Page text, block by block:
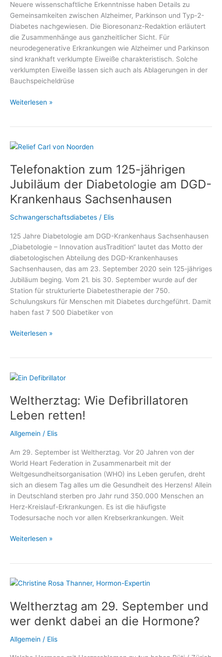
Neuere wissenschaftliche Erkenntnisse haben Details zu
Gemeinsamkeiten zwischen Alzheimer, Parkinson und Typ-2-
Diabetes nachgewiesen. Die Bioresonanz-Redaktion erläutert
die Zusammenhänge aus ganzheitlicher Sicht. Für
neurodegenerative Erkrankungen wie Alzheimer und Parkinson
sind krankhaft verklumpte Eiweiße charakteristisch. Solche
verklumpten Eiweiße lassen sich auch als Ablagerungen in der
Bauchspeicheldrüse
Was
gemeinsam
Weiterlesen »
Telefonaktion zum 125-jährigen
Jubiläum der Diabetologie am DGD-
Krankenhaus Sachsenhausen
Schwangerschaftsdiabetes / Elis
125 Jahre Diabetologie am DGD-Krankenhaus Sachsenhausen
„Diabetologie – Innovation ausTradition“ lautet das Motto der
diabetologischen Abteilung des DGD-Krankenhauses
Sachsenhausen, das am 23. September 2020 sein 125-jähriges
Jubiläum beging. Vom 21. bis 30. September wurde auf der
Station für strukturierte Diabetestherapie der 750.
Schulungskurs für Menschen mit Diabetes durchgeführt. Damit
haben fast 7 500 Diabetiker von
Telefonaktion
Jubiläum
Diabetologie
am
DGD-
Krankenhaus
Weiterlesen »
Weltherztag: Wie Defibrillatoren
Leben retten!
Allgemein / Elis
Am 29. September ist Weltherztag. Vor 20 Jahren von der
World Heart Federation in Zusammenarbeit mit der
Weltgesundheitsorganisation (WHO) ins Leben gerufen, dreht
sich an diesem Tag alles um die Gesundheit des Herzens! Allein
in Deutschland sterben pro Jahr rund 350.000 Menschen an
Herz-Kreislauf-Erkrankungen. Es ist die häufigste
Todesursache noch vor allen Krebserkrankungen. Weit
Weltherztag:
retten!
Weiterlesen »
Weltherztag am 29. September und
wer denkt dabei an die Hormone?
Allgemein / Elis